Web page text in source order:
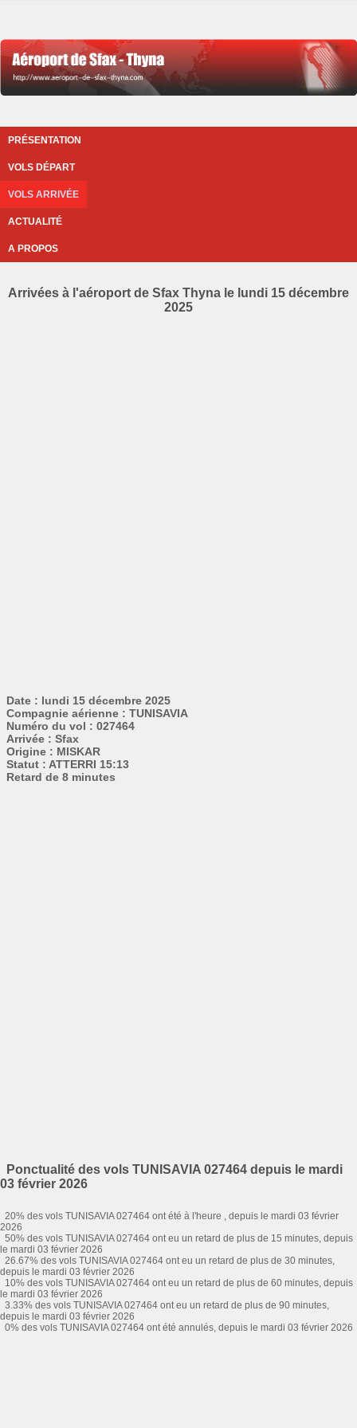
PRÉSENTATION
VOLS DÉPART
VOLS ARRIVÉE
ACTUALITÉ
A PROPOS
Arrivées à l'aéroport de Sfax Thyna le lundi 15 décembre
2025
Date : lundi 15 décembre 2025
Compagnie aérienne : TUNISAVIA
Numéro du vol : 027464
Arrivée : Sfax
Origine : MISKAR
Statut : ATTERRI 15:13
Retard de 8 minutes
Ponctualité des vols TUNISAVIA 027464 depuis le mardi
03 février 2026
20% des vols TUNISAVIA 027464 ont été à l'heure , depuis le mardi 03 février
2026
50% des vols TUNISAVIA 027464 ont eu un retard de plus de 15 minutes, depuis
le mardi 03 février 2026
26.67% des vols TUNISAVIA 027464 ont eu un retard de plus de 30 minutes,
depuis le mardi 03 février 2026
10% des vols TUNISAVIA 027464 ont eu un retard de plus de 60 minutes, depuis
le mardi 03 février 2026
3.33% des vols TUNISAVIA 027464 ont eu un retard de plus de 90 minutes,
depuis le mardi 03 février 2026
0% des vols TUNISAVIA 027464 ont été annulés, depuis le mardi 03 février 2026